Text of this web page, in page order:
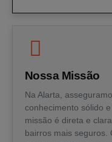
Nossa Missão
Na Alarta,
conhecimento sólido
missão é direta e
bairros mais seguros.